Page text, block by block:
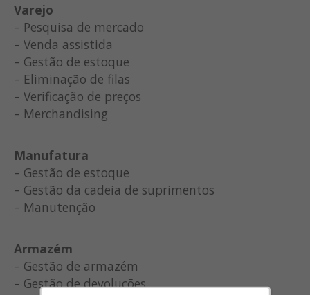
Varejo
– Pesquisa de mercado
– Venda assistida
– Gestão de estoque
– Eliminação de filas
– Verificação de preços
– Merchandising
Manufatura
– Gestão de estoque
– Gestão da cadeia de suprimentos
– Manutenção
Armazém
– Gestão de armazém
– Gestão de devoluções